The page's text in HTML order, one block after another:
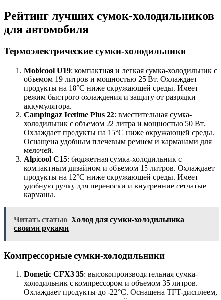
Рейтинг лучших сумок-холодильников
для автомобиля
Термоэлектрические сумки-холодильники
Mobicool U19: компактная и легкая сумка-холодильник с
объемом 19 литров и мощностью 25 Вт. Охлаждает
продукты на 18°C ниже окружающей среды. Имеет
режим быстрого охлаждения и защиту от разрядки
аккумулятора.
Campingaz Icetime Plus 22: вместительная сумка-
холодильник с объемом 22 литра и мощностью 50 Вт.
Охлаждает продукты на 15°C ниже окружающей среды.
Оснащена удобным плечевым ремнем и карманами для
мелочей.
Alpicool C15: бюджетная сумка-холодильник с
компактным дизайном и объемом 15 литров. Охлаждает
продукты на 12°C ниже окружающей среды. Имеет
удобную ручку для переноски и внутренние сетчатые
карманы.
Читать статью Холод для сумки-холодильника
своими руками
Компрессорные сумки-холодильники
Dometic CFX3 35: высокопроизводительная сумка-
холодильник с компрессором и объемом 35 литров.
Охлаждает продукты до -22°C. Оснащена TFT-дисплеем,